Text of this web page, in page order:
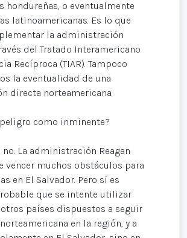
hondureñas, o eventualmente
latinoamericanas. Es lo que
la administración
del Tratado Interamericano
Recíproca (TIAR). Tampoco
la eventualidad de una
directa norteamericana.
peligro como inminente?
La administración Reagan
vencer muchos obstáculos para
en El Salvador. Pero sí es
que se intente utilizar
países dispuestos a seguir
en la región, y a